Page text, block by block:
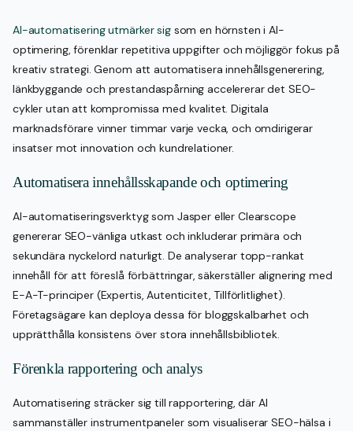
AI-automatisering utmärker sigsom en hörnsten i AI-
optimering, förenklar repetitiva uppgifter och möjliggör fokus på
kreativ strategi. Genom att automatisera innehållsgenerering,
länkbyggande och prestandaspårning accelererar det SEO-
cykler utan att kompromissa med kvalitet. Digitala
marknadsförare vinner timmar varje vecka, och omdirigerar
insatser mot innovation och kundrelationer.
Automatisera innehållsskapande och optimering
AI-automatiseringsverktyg som Jasper eller Clearscope
genererar SEO-vänliga utkast och inkluderar primära och
sekundära nyckelord naturligt. De analyserar topp-rankat
innehåll för att föreslå förbättringar, säkerställer alignering med
E-A-T-principer (Expertis, Autenticitet, Tillförlitlighet).
Företagsägare kan deploya dessa för bloggskalbarhet och
upprätthålla konsistens över stora innehållsbibliotek.
Förenkla rapportering och analys
Automatisering sträcker sig till rapportering, där AI
sammanställer instrumentpaneler som visualiserar SEO-hälsa i